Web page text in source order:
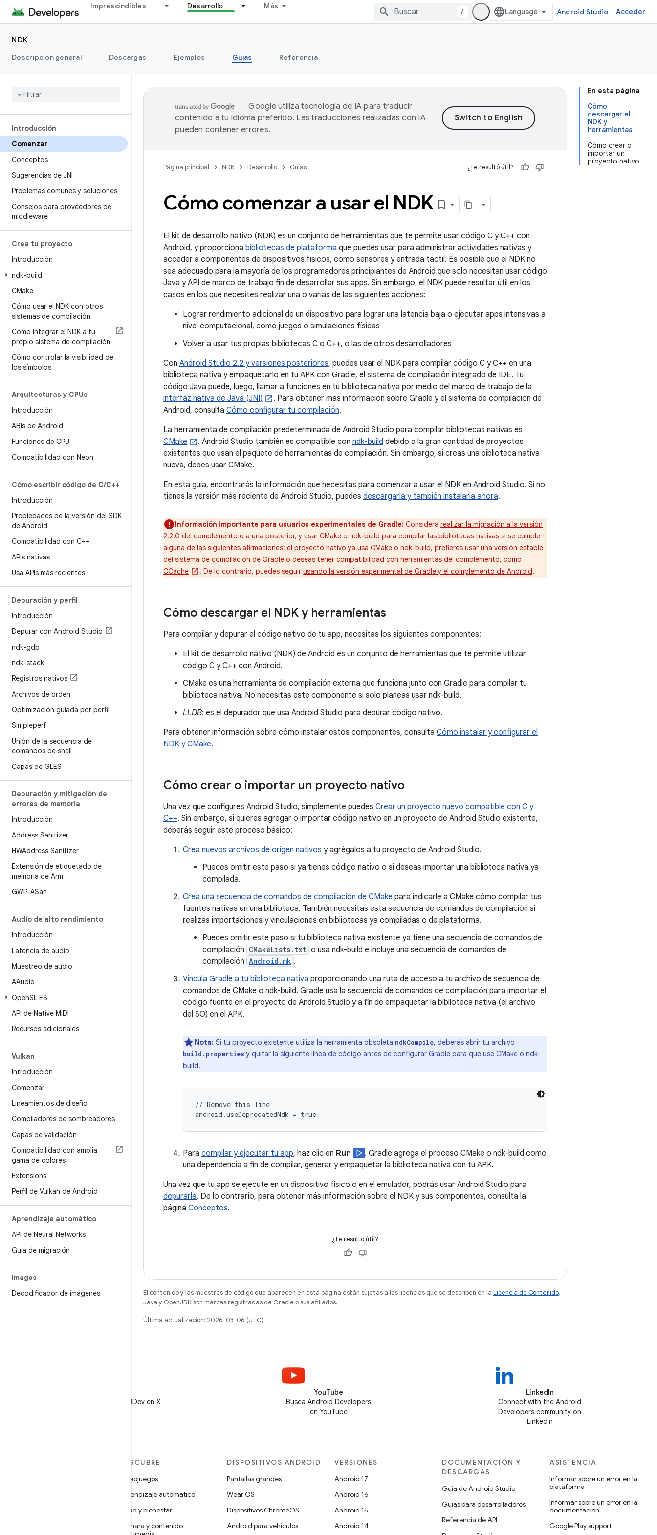
Imprescindibles Desarrollo Más
/ Android Studio Acceder
NDK
Descripción general
Descargas Ejemplos Guías Referencia
Introducción
Comenzar
Conceptos
Sugerencias de JNI
Problemas comunes y soluciones
Consejos para proveedores de
middleware
Crea tu proyecto
Introducción
ndk-build
CMake
Cómo usar el NDK con otros
sistemas de compilación
Cómo integrar el NDK a tu
propio sistema de compilación
Cómo controlar la visibilidad de
los símbolos
Arquitecturas y CPUs
Introducción
ABIs de Android
Funciones de CPU
Compatibilidad con Neon
Cómo escribir código de C/C++
Introducción
Propiedades de la versión del SDK
de Android
Compatibilidad con C++
APIs nativas
Usa APIs más recientes
Depuración y perfil
Introducción
Depurar con Android Studio
ndk-gdb
ndk-stack
Registros nativos
Archivos de orden
Optimización guiada por perfil
Simpleperf
Unión de la secuencia de
comandos de shell
Capas de GLES
Depuración y mitigación de
errores de memoria
Introducción
Address Sanitizer
HWAddress Sanitizer
Extensión de etiquetado de
memoria de Arm
GWP-ASan
Audio de alto rendimiento
Introducción
Latencia de audio
Muestreo de audio
AAudio
OpenSL ES
API de Native MIDI
Recursos adicionales
Vulkan
Introducción
Comenzar
Lineamientos de diseño
Compiladores de sombreadores
Capas de validación
Compatibilidad con amplia
gama de colores
Extensions
Perfil de Vulkan de Android
Aprendizaje automático
API de Neural Networks
Guía de migración
Images
Decodificador de imágenes
En esta página
Cómo
descargar el
NDK y
herramientas
Cómo crear o
importar un
proyecto nativo
Google utiliza tecnología de IA para traducir
contenido a tu idioma preferido. Las traducciones realizadas con IA
pueden contener errores.
Página principal NDK Desarrollo Guías ¿Te resultó útil?
Cómo comenzar a usar el NDK
El kit de desarrollo nativo (NDK) es un conjunto de herramientas que te permite usar código C y C++ con
Android, y proporciona bibliotecas de plataforma que puedes usar para administrar actividades nativas y
acceder a componentes de dispositivos físicos, como sensores y entrada táctil. Es posible que el NDK no
sea adecuado para la mayoría de los programadores principiantes de Android que solo necesitan usar código
Java y API de marco de trabajo fin de desarrollar sus apps. Sin embargo, el NDK puede resultar útil en los
casos en los que necesites realizar una o varias de las siguientes acciones:
Lograr rendimiento adicional de un dispositivo para lograr una latencia baja o ejecutar apps intensivas a
nivel computacional, como juegos o simulaciones físicas
Volver a usar tus propias bibliotecas C o C++, o las de otros desarrolladores
Con Android Studio 2.2 y versiones posteriores, puedes usar el NDK para compilar código C y C++ en una
biblioteca nativa y empaquetarlo en tu APK con Gradle, el sistema de compilación integrado de IDE. Tu
código Java puede, luego, llamar a funciones en tu biblioteca nativa por medio del marco de trabajo de la
interfaz nativa de Java (JNI)
. Para obtener más información sobre Gradle y el sistema de compilación de
Android, consulta Cómo configurar tu compilación.
La herramienta de compilación predeterminada de Android Studio para compilar bibliotecas nativas es
CMake
. Android Studio también es compatible con ndk-build debido a la gran cantidad de proyectos
existentes que usan el paquete de herramientas de compilación. Sin embargo, si creas una biblioteca nativa
nueva, debes usar CMake.
En esta guía, encontrarás la información que necesitas para comenzar a usar el NDK en Android Studio. Si no
tienes la versión más reciente de Android Studio, puedes descargarla y también instalarla ahora.
Información importante para usuarios experimentales de Gradle: Considera realizar la migración a la versión
2.2.0 del complemento o a una posterior, y usar CMake o ndk-build para compilar las bibliotecas nativas si se cumple
alguna de las siguientes afirmaciones: el proyecto nativo ya usa CMake o ndk-build, prefieres usar una versión estable
del sistema de compilación de Gradle o deseas tener compatibilidad con herramientas del complemento, como
CCache
. De lo contrario, puedes seguir usando la versión experimental de Gradle y el complemento de Android.
Cómo descargar el NDK y herramientas
Para compilar y depurar el código nativo de tu app, necesitas los siguientes componentes:
El kit de desarrollo nativo (NDK) de Android es un conjunto de herramientas que te permite utilizar
código C y C++ con Android.
CMake es una herramienta de compilación externa que funciona junto con Gradle para compilar tu
biblioteca nativa. No necesitas este componente si solo planeas usar ndk-build.
LLDB: es el depurador que usa Android Studio para depurar código nativo.
Para obtener información sobre cómo instalar estos componentes, consulta Cómo instalar y configurar el
NDK y CMake.
Cómo crear o importar un proyecto nativo
Una vez que configures Android Studio, simplemente puedes Crear un proyecto nuevo compatible con C y
C++. Sin embargo, si quieres agregar o importar código nativo en un proyecto de Android Studio existente,
deberás seguir este proceso básico:
Crea nuevos archivos de origen nativos y agrégalos a tu proyecto de Android Studio.
Puedes omitir este paso si ya tienes código nativo o si deseas importar una biblioteca nativa ya
compilada.
Crea una secuencia de comandos de compilación de CMake para indicarle a CMake cómo compilar tus
fuentes nativas en una biblioteca. También necesitas esta secuencia de comandos de compilación si
realizas importaciones y vinculaciones en bibliotecas ya compiladas o de plataforma.
Puedes omitir este paso si tu biblioteca nativa existente ya tiene una secuencia de comandos de
compilación CMakeLists.txt o usa ndk-build e incluye una secuencia de comandos de
compilación Android.mk .
Vincula Gradle a tu biblioteca nativa proporcionando una ruta de acceso a tu archivo de secuencia de
comandos de CMake o ndk-build. Gradle usa la secuencia de comandos de compilación para importar el
código fuente en el proyecto de Android Studio y a fin de empaquetar la biblioteca nativa (el archivo
del SO) en el APK.
Nota: Si tu proyecto existente utiliza la herramienta obsoleta ndkCompile, deberás abrir tu archivo
build.properties y quitar la siguiente línea de código antes de configurar Gradle para que use CMake o ndk-
build.
// Remove this line
Para compilar y ejecutar tu app, haz clic en Run
. Gradle agrega el proceso CMake o ndk-build como
una dependencia a fin de compilar, generar y empaquetar la biblioteca nativa con tu APK.
Una vez que tu app se ejecute en un dispositivo físico o en el emulador, podrás usar Android Studio para
depurarla. De lo contrario, para obtener más información sobre el NDK y sus componentes, consulta la
página Conceptos.
¿Te resultó útil?
El contenido y las muestras de código que aparecen en esta página están sujetas a las licencias que se describen en la Licencia de Contenido.
Java y OpenJDK son marcas registradas de Oracle o sus afiliados.
Última actualización: 2026-03-06 (UTC)
Sigue a @AndroidDev en X
YouTube
Busca Android Developers
en YouTube
LinkedIn
Connect with the Android
Developers community on
LinkedIn
DESCUBRE
Videojuegos
Aprendizaje automático
Salud y bienestar
Cámara y contenido
DISPOSITIVOS ANDROID
Pantallas grandes
Wear OS
Dispositivos ChromeOS
Android para vehículos
VERSIONES
Android 17
Android 16
Android 15
Android 14
DOCUMENTACIÓN Y
DESCARGAS
Guía de Android Studio
Guías para desarrolladores
Referencia de API
ASISTENCIA
Informar sobre un error en la
plataforma
Informar sobre un error en la
documentación
Google Play support